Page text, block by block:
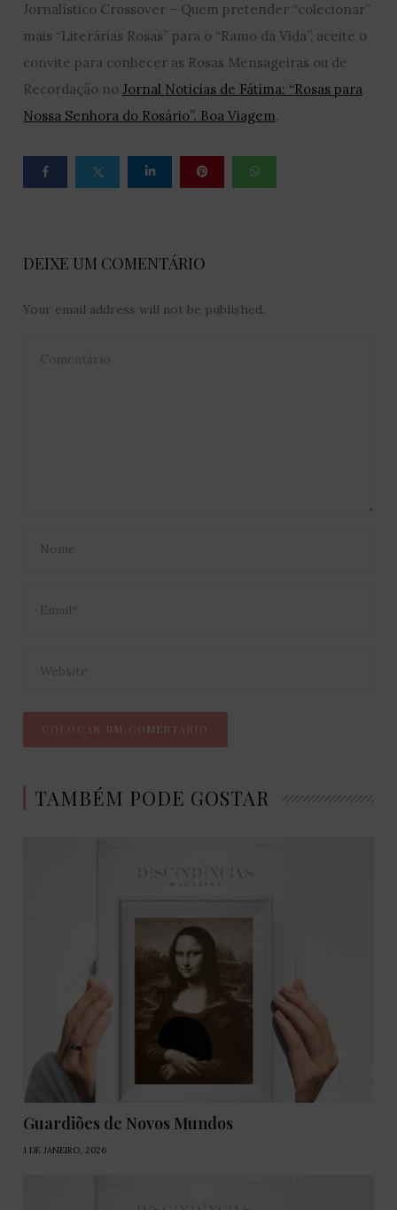
Jornalístico Crossover – Quem pretender “colecionar”
mais “Literárias Rosas” para o “Ramo da Vida”, aceite o
convite para conhecer as Rosas Mensageiras ou de
Recordação no Jornal Noticias de Fátima: “Rosas para
Nossa Senhora do Rosário”. Boa Viagem.
DEIXE UM COMENTÁRIO
Your email address will not be published.
TAMBÉM PODE GOSTAR
Guardiões de Novos Mundos
1 DE JANEIRO, 2026